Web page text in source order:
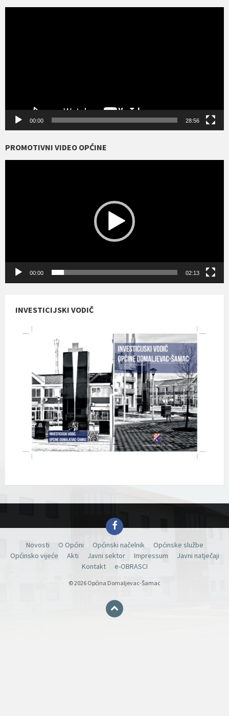
00:00 28:56
PROMOTIVNI VIDEO OPĆINE
00:00 02:13
INVESTICIJSKI VODIČ
Facebook
Novosti O Općini Općinski načelnik
Općinske službe
Općinsko vijeće
Akti Javni sektor Impressum
Javni natječaji
Kontakt
e-OBRASCI
© 2026 Općina Domaljevac-Šamac